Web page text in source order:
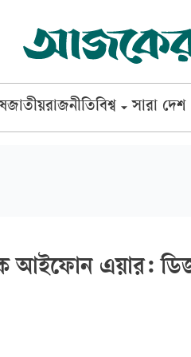
জাতীয়রাজনীতিবিশ্ব সারা দেশ
এয়ার: